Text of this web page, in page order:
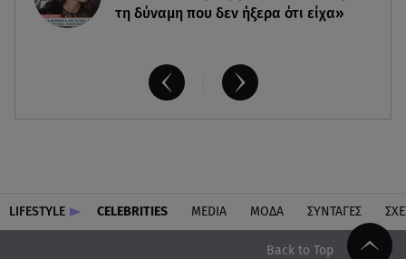
τη δύναμη που δεν ήξερα ότι είχα»
LIFESTYLE CELEBRITIES MEDIA ΜΟΔΑ ΣΥΝΤΑΓΕΣ
Back to Top